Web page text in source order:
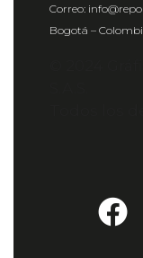
Correo:
Bogotá –